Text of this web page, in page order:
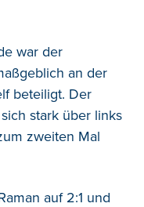
war der
an der
beteiligt. Der
stark über links
zweiten Mal
auf 2:1 und